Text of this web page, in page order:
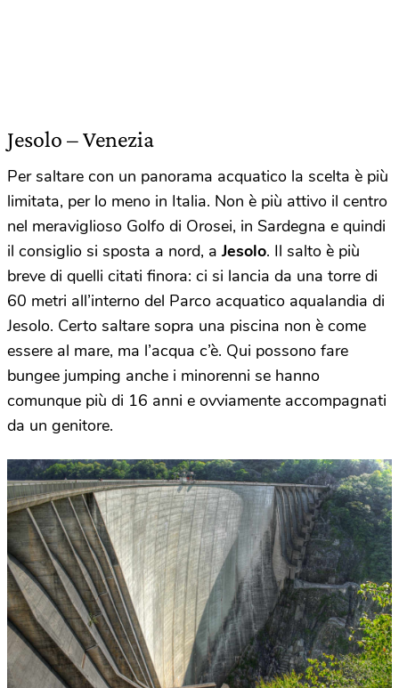
Jesolo – Venezia
Per saltare con un panorama acquatico la scelta è più
limitata, per lo meno in Italia. Non è più attivo il centro
nel meraviglioso Golfo di Orosei, in Sardegna e quindi
il consiglio si sposta a nord, aJesolo. Il salto è più
breve di quelli citati finora: ci si lancia da una torre di
60 metri all’interno del Parco acquatico aqualandia di
Jesolo. Certo saltare sopra una piscina non è come
essere al mare, ma l’acqua c’è. Qui possono fare
bungee jumping anche i minorenni se hanno
comunque più di 16 anni e ovviamente accompagnati
da un genitore.